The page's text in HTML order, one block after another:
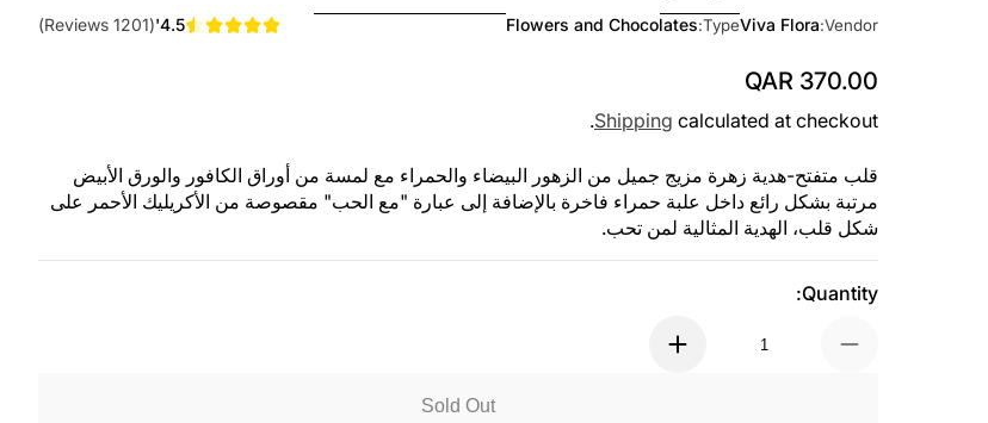
Vendor:
Viva Flora
Type:
Flowers and Chocolates
4.5'
(1201 Reviews)
Regular Price
QAR 370.00
Shipping calculated at checkout.
قلب متفتح-هدية زهرة مزيج جميل من الزهور البيضاء والحمراء مع لمسة من أوراق الكافور والورق الأبيض
مرتبة بشكل رائع داخل علبة حمراء فاخرة بالإضافة إلى عبارة "مع الحب" مقصوصة من الأكريليك الأحمر على
شكل قلب، الهدية المثالية لمن تحب.
Quantity:
Sold Out